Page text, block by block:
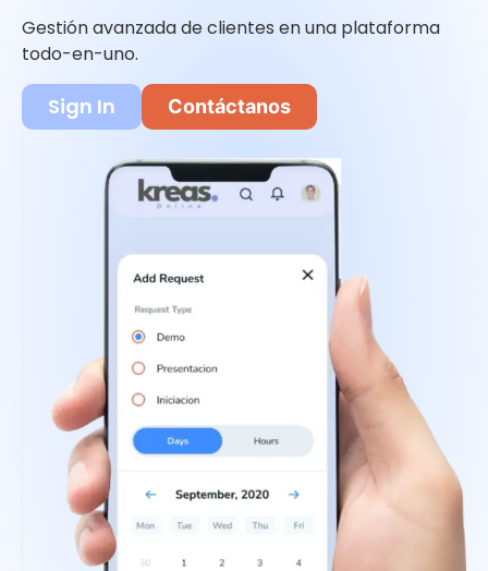
Gestión avanzada de clientes en una plataforma
todo-en-uno.
Sign In Contáctanos